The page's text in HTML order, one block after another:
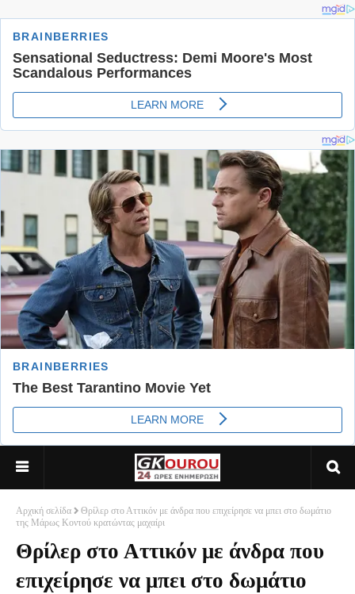
Αρχική σελίδα
Θρίλερ στο Αττικόν με άνδρα που επιχείρησε να μπει στο δωμάτιο
της Μάρως Κοντού κρατώντας μαχαίρι
Θρίλερ στο Αττικόν με άνδρα που
επιχείρησε να μπει στο δωμάτιο